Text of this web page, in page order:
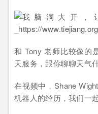
和 Tony 老师比较像的
天服务，跟你聊聊天气什
在视频中，Shane
机器人的经历，我们一